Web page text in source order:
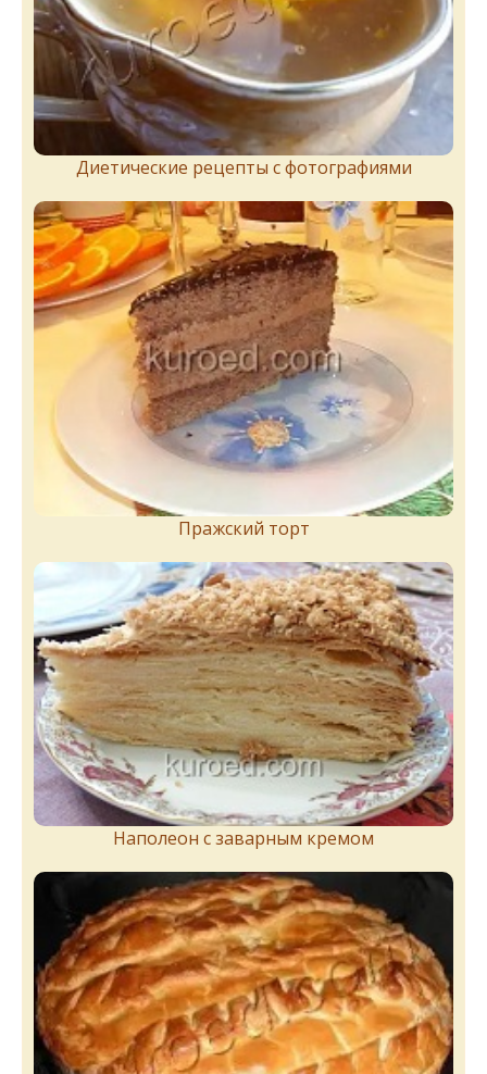
Диетические рецепты с фотографиями
Пражский торт
Наполеон с заварным кремом